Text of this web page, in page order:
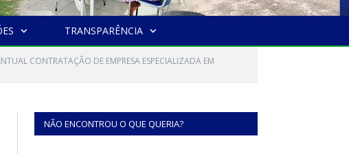
TRANSPARÊNCIA
CONTRATAÇÃO DE EMPRESA ESPECIALIZADA EM
NÃO ENCONTROU O QUE QUERIA?